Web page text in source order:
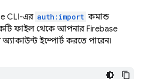
CLI-এর auth:import কমান্ড
ফাইল থেকে আপনার Firebase
অ্যাকাউন্ট ইম্পোর্ট করতে পারেন।